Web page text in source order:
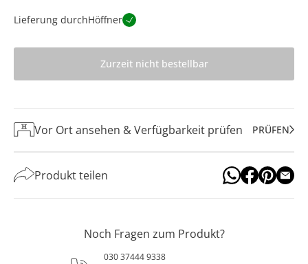
Lieferung durchHöffner
Zurzeit nicht bestellbar
Vor Ort ansehen & Verfügbarkeit prüfen PRÜFEN
Produkt teilen
Noch Fragen zum Produkt?
030 37444 9338